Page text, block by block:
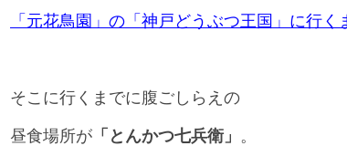
「元花鳥園」の「神戸どうぶつ王国」に行
そこに行くまでに腹ごしらえの
昼食場所が 「とんかつ七兵衛」 。